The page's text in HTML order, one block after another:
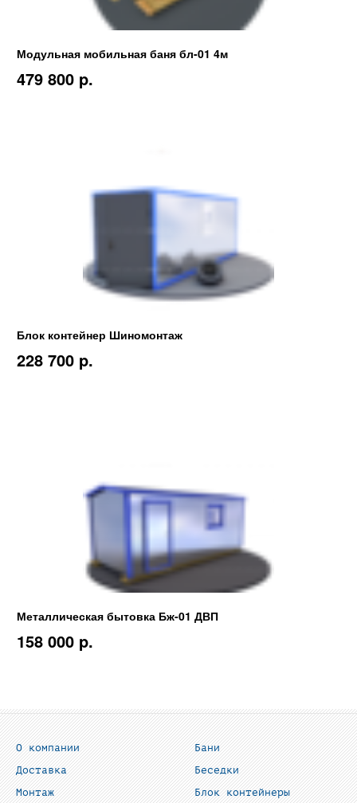
Модульная мобильная баня бл-01 4м
479 800 p.
Блок контейнер Шиномонтаж
228 700 p.
Металлическая бытовка Бж-01 ДВП
158 000 p.
О компании
Доставка
Монтаж
Бани
Беседки
Блок контейнеры